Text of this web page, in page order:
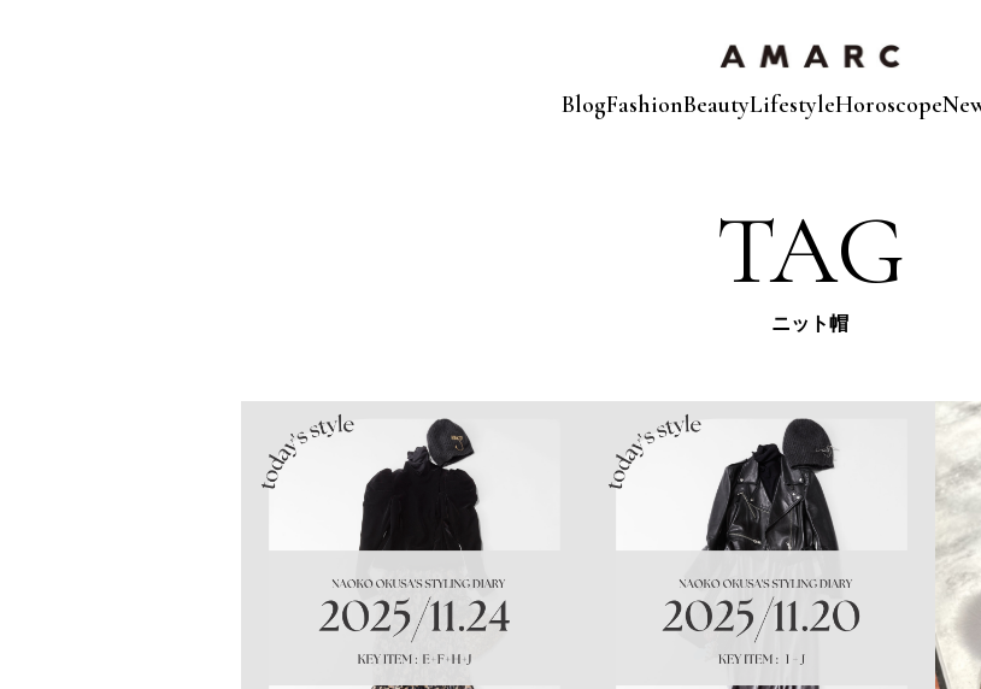
BlogFashionBeautyLifestyleHoroscope
TAG
ニット帽